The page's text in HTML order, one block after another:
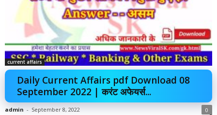
current affairs
Daily Current Affairs pdf Download 08
September 2022 | करंट अफेयर्स...
admin - September 8, 2022 0